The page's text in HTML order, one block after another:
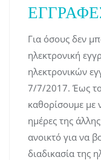
Για όσους δεν
ηλεκτρονική
ηλεκτρονικών
7/7/2017. Έως
καθορίσουμε με
ημέρες της
ανοικτό για να
διαδικασία της